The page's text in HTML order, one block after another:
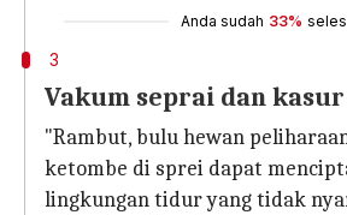
Anda sudah 33%
3
Vakum seprai dan kasur
"Rambut, bulu hewan
ketombe di sprei dapat
lingkungan tidur yang tidak